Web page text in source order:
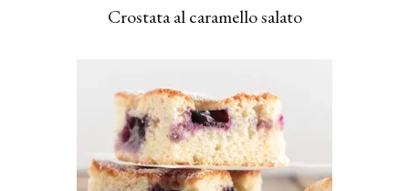
Crostata al caramello salato